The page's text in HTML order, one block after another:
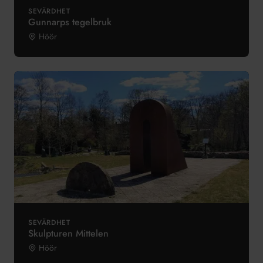
SEVÄRDHET
Gunnarps tegelbruk
Höör
SEVÄRDHET
Skulpturen Mittelen
Höör